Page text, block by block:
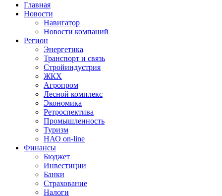
Главная
Новости
Навигатор
Новости компаний
Регион
Энергетика
Транспорт и связь
Стройиндустрия
ЖКХ
Агропром
Лесной комплекс
Экономика
Ретроспектива
Промышленность
Туризм
НАО on-line
Финансы
Бюджет
Инвестиции
Банки
Страхование
Налоги